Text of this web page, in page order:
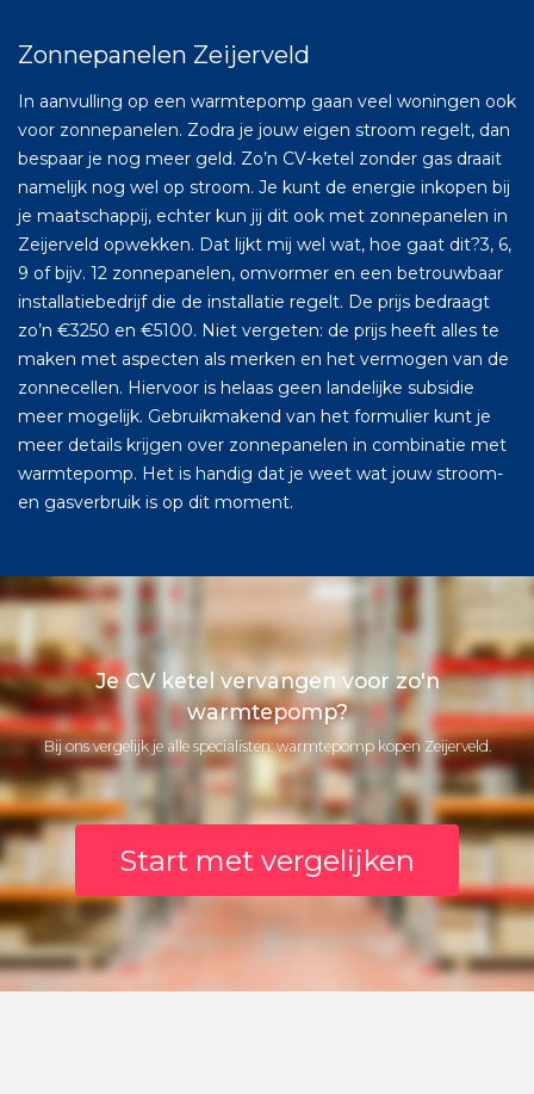
Zonnepanelen Zeijerveld
In aanvulling op een warmtepomp gaan veel woningen ook
voor zonnepanelen. Zodra je jouw eigen stroom regelt, dan
bespaar je nog meer geld. Zo’n CV-ketel zonder gas draait
namelijk nog wel op stroom. Je kunt de energie inkopen bij
je maatschappij, echter kun jij dit ook met zonnepanelen in
Zeijerveld opwekken. Dat lijkt mij wel wat, hoe gaat dit?3, 6,
9 of bijv. 12 zonnepanelen, omvormer en een betrouwbaar
installatiebedrijf die de installatie regelt. De prijs bedraagt
zo’n €3250 en €5100. Niet vergeten: de prijs heeft alles te
maken met aspecten als merken en het vermogen van de
zonnecellen. Hiervoor is helaas geen landelijke subsidie
meer mogelijk. Gebruikmakend van het formulier kunt je
meer details krijgen over zonnepanelen in combinatie met
warmtepomp. Het is handig dat je weet wat jouw stroom-
en gasverbruik is op dit moment.
Je CV ketel vervangen voor zo'n
warmtepomp?
Bij ons vergelijk je alle specialisten: warmtepomp kopen Zeijerveld.
Start met vergelijken